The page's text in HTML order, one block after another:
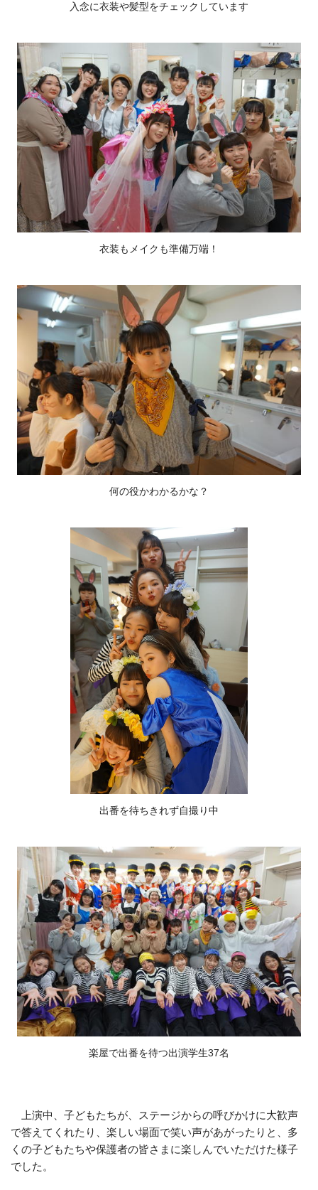
入念に衣装や髪型をチェックしています
衣装もメイクも準備万端！
何の役かわかるかな？
出番を待ちきれず自撮り中
楽屋で出番を待つ出演学生37名
上演中、子どもたちが、ステージからの呼びかけに大歓声
で答えてくれたり、楽しい場面で笑い声があがったりと、多
くの子どもたちや保護者の皆さまに楽しんでいただけた様子
でした。